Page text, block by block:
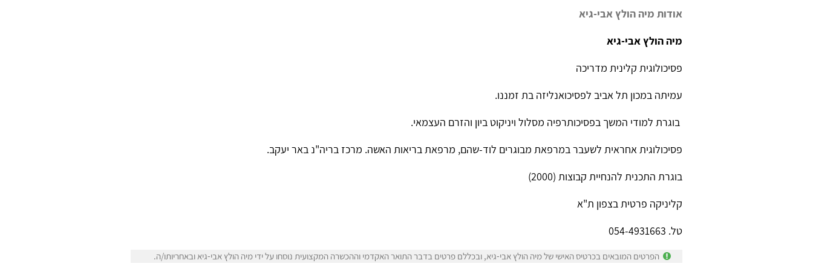
אודות מיה הולץ אבי-גיא
מיה הולץ אבי-גיא
פסיכולוגית קלינית מדריכה
עמיתה במכון תל אביב לפסיכואנליזה בת זמננו.
בוגרת למודי המשך בפסיכותרפיה מסלול ויניקוט ביון והזרם העצמאי.
פסיכולוגית אחראית לשעבר במרפאת מבוגרים לוד-שהם, מרפאת בריאות האשה. מרכז בריה"נ באר יעקב.
בוגרת התכנית להנחיית קבוצות (2000)
קליניקה פרטית בצפון ת"א
טל. 054-4931663
הפרטים המובאים בכרטיס האישי של מיה הולץ אבי-גיא, ובכללם פרטים בדבר התואר האקדמי וההכשרה המקצועית נוסחו על ידי מיה הולץ אבי-גיא ובאחריותו/ה.